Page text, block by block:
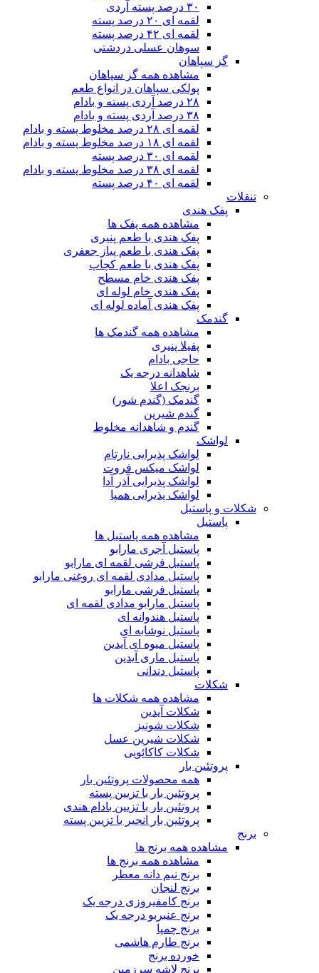
۳۰ درصد پسته آردی
لقمه ای ۲۰ درصد پسته
لقمه ای ۴۲ درصد پسته
سوهان عسلی دردشتی
گز سپاهان
مشاهده همه گز سپاهان
پولکی سپاهان در انواع طعم
۲۸ درصد آردی پسته و بادام
۳۸ درصد آردی پسته و بادام
لقمه ای ۲۸ درصد مخلوط پسته و بادام
لقمه ای ۱۸ درصد مخلوط پسته و بادام
لقمه ای ۳۰ درصد پسته
لقمه ای ۳۸ درصد مخلوط پسته و بادام
لقمه ای ۴۰ درصد پسته
تنقلات
پفک هندی
مشاهده همه پفک ها
پفک هندی با طعم پنیری
پفک هندی با طعم پیاز جعفری
پفک هندی با طعم کچاپ
پفک هندی خام مسطح
پفک هندی خام لوله ای
پفک هندی آماده لوله ای
گندمک
مشاهده همه گندمک ها
پفیلا پنیری
حاجی بادام
شاهدانه درجه یک
برنجک اعلا
گندمک (گندم شور)
گندم شیرین
گندم و شاهدانه مخلوط
لواشک
لواشک پذیرایی نارتام
لواشک میکس فروت
لواشک پذیرایی آذر آدا
لواشک پذیرایی همپا
شکلات و پاستیل
پاستیل
مشاهده همه پاستیل ها
پاستیل آجری مارابو
پاستیل فرشی لقمه ای مارابو
پاستیل مدادی لقمه ای روغنی مارابو
پاستیل فرشی مارابو
پاستیل مارابو مدادی لقمه ای
پاستیل هندوانه ای
پاستیل نوشابه ای
پاستیل میوه ای آیدین
پاستیل ماری آیدین
پاستیل دندانی
شکلات
مشاهده همه شکلات ها
شکلات آیدین
شکلات شونیز
شکلات شیرین عسل
شکلات کاکائویی
پروتئین بار
همه محصولات پروتئین بار
پروتئین بار با تزیین پسته
پروتئین بار با تزیین بادام هندی
پروتئین بار انجیر با تزیین پسته
برنج
مشاهده همه برنج ها
مشاهده همه برنج ها
برنج نیم دانه معطر
برنج لنجان
برنج کامفیروزی درجه یک
برنج عنبربو درجه یک
برنج چمپا
برنج طارم هاشمی
خورده برنج
برنج لاشه سرزمین